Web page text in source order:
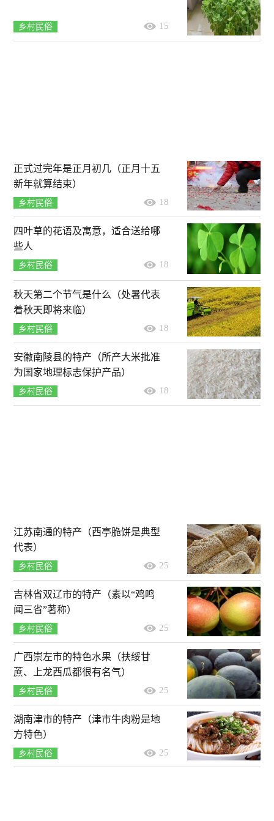
乡村民俗 15
正式过完年是正月初几（正月十五
新年就算结束）
乡村民俗 18
四叶草的花语及寓意，适合送给哪
些人
乡村民俗 18
秋天第二个节气是什么（处暑代表
着秋天即将来临）
乡村民俗 18
安徽南陵县的特产（所产大米批准
为国家地理标志保护产品）
乡村民俗 18
江苏南通的特产（西亭脆饼是典型
代表）
乡村民俗 25
吉林省双辽市的特产（素以“鸡鸣
闻三省”著称）
乡村民俗 25
广西崇左市的特色水果（扶绥甘
蔗、上龙西瓜都很有名气）
乡村民俗 25
湖南津市的特产（津市牛肉粉是地
方特色）
乡村民俗 25